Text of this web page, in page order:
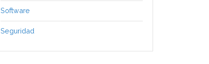
Software
Seguridad